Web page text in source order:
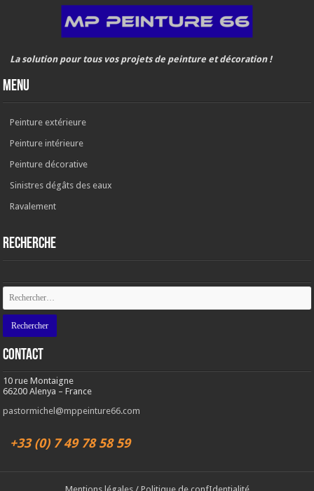
La solution pour tous vos projets de peinture et décoration !
MenU
Peinture extérieure
Peinture intérieure
Peinture décorative
Sinistres dégâts des eaux
Ravalement
RECHERCHE
Contact
10 rue Montaigne
66200 Alenya – France
pastormichel@mppeinture66.com
+33 (0) 7 49 78 58 59